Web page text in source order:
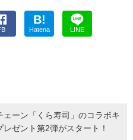
B!
Hatena LINE
ーン「くら寿司」のコラボキ
レゼント第2弾がスタート！